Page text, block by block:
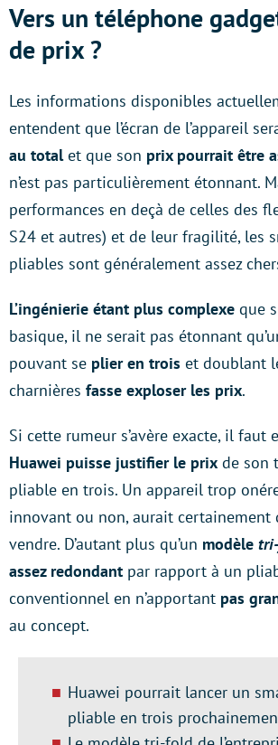
Vers un téléphone
de prix ?
Les informations disponibles
entendent que l’écran de l’appareil
au totalet que son prix pourrait être
n’est pas particulièrement étonnant.
performances en deçà de celles des
S24 et autres) et de leur fragilité, les
pliables sont généralement assez
L’ingénierie étant plus complexe que
basique, il ne serait pas étonnant
pouvant se plier en trois et doublant
charnières fasse exploser les prix.
Si cette rumeur s’avère exacte, il faut
Huawei puisse justifier le prix de son
pliable en trois. Un appareil trop
innovant ou non, aurait certainement
vendre. D’autant plus qu’un modèle
assez redondant par rapport à un
conventionnel en n’apportant pas
au concept.
Huawei pourrait lancer un
pliable en trois